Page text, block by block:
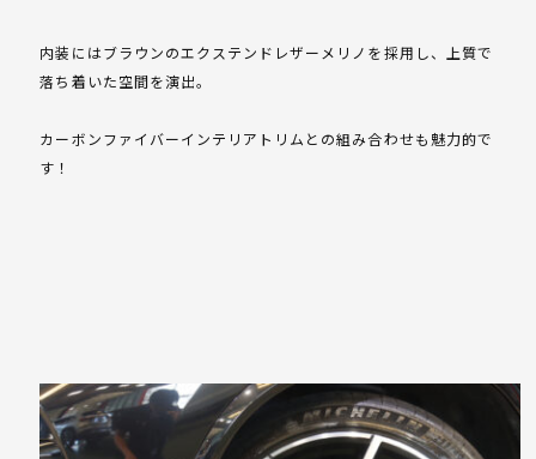
内装にはブラウンのエクステンドレザーメリノを採用し、上質で
落ち着いた空間を演出。
カーボンファイバーインテリアトリムとの組み合わせも魅力的で
す！